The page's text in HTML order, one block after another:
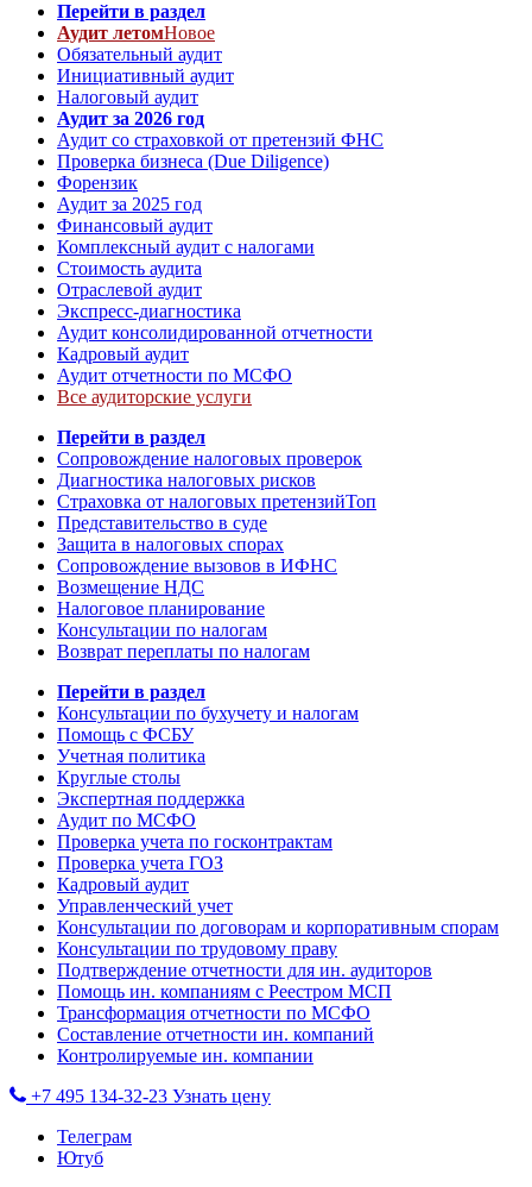
Перейти в раздел
Аудит летомНовое
Обязательный аудит
Инициативный аудит
Налоговый аудит
Аудит за 2026 год
Аудит со страховкой от претензий ФНС
Проверка бизнеса (Due Diligence)
Форензик
Аудит за 2025 год
Финансовый аудит
Комплексный аудит с налогами
Стоимость аудита
Отраслевой аудит
Экспресс-диагностика
Аудит консолидированной отчетности
Кадровый аудит
Аудит отчетности по МСФО
Все аудиторские услуги
Перейти в раздел
Сопровождение налоговых проверок
Диагностика налоговых рисков
Страховка от налоговых претензийТоп
Представительство в суде
Защита в налоговых спорах
Сопровождение вызовов в ИФНС
Возмещение НДС
Налоговое планирование
Консультации по налогам
Возврат переплаты по налогам
Перейти в раздел
Консультации по бухучету и налогам
Помощь с ФСБУ
Учетная политика
Круглые столы
Экспертная поддержка
Аудит по МСФО
Проверка учета по госконтрактам
Проверка учета ГОЗ
Кадровый аудит
Управленческий учет
Консультации по договорам и корпоративным спорам
Консультации по трудовому праву
Подтверждение отчетности для ин. аудиторов
Помощь ин. компаниям с Реестром МСП
Трансформация отчетности по МСФО
Составление отчетности ин. компаний
Контролируемые ин. компании
+7 495 134-32-23 Узнать цену
Телеграм
Ютуб